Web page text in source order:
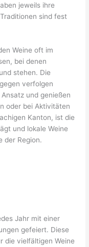
jeweils ihre
sind fest
Weine oft im
bei denen
stehen. Die
verfolgen
und genießen
oder bei Aktivitäten
Kanton, ist die
und lokale Weine
der Region.
Jahr mit einer
gefeiert. Diese
die vielfältigen Weine